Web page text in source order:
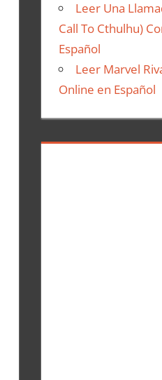
Leer Una
Call To Cthulhu)
Español
Leer Marvel
Online en Español